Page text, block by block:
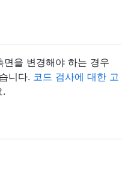
을 변경해야 하는 경우
니다. 코드 검사에 대한 고
.